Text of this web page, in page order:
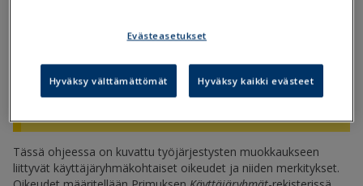
Jos olet vasta ottamassa työjärjestyksen
muokkaustilaa käyttöön, ks. ensin ohje
Tässä ohjeessa on kuvattu työjärjestysten muokkaukseen
liittyvät käyttäjäryhmäkohtaiset oikeudet ja niiden merkitykset.
Evästeasetukset
Hyväksy välttämättömät Hyväksy kaikki evästeet